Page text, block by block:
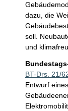
dazu, die
soll.
und
BT-Drs. 21/
Entwurf